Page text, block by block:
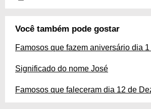
Você também pode gostar
Famosos que fazem aniversário dia 1
Significado do nome José
Famosos que faleceram dia 12 de